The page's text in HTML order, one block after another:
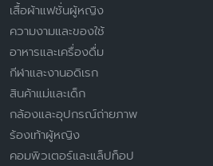
เสื้อผ้าแฟชั่นผู้หญิง
ความงามและของใช้
อาหารและเครื่องดื่ม
กีฬาและงานอดิเรก
สินค้าแม่และเด็ก
กล้องและอุปกรณ์ถ่ายภาพ
ร้องเท้าผู้หญิง
คอมพิวเตอร์และแล็ปท็อป